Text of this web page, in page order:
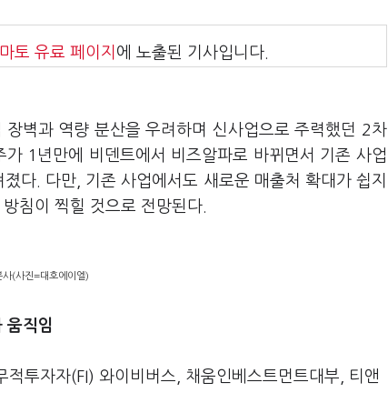
토 유료 페이지 에 노출된 기사입니다.
장벽과 역량 분산을 우려하며 신사업으로 주력했던 2차
1년만에 비덴트에서 비즈알파로 바뀌면서 기존 사업
다. 다만, 기존 사업에서도 새로운 매출처 확대가 쉽지
침이 찍힐 것으로 전망된다.
사(사진=대호에이엘)
움직임
투자자(FI) 와이비버스, 채움인베스트먼트대부, 티앤